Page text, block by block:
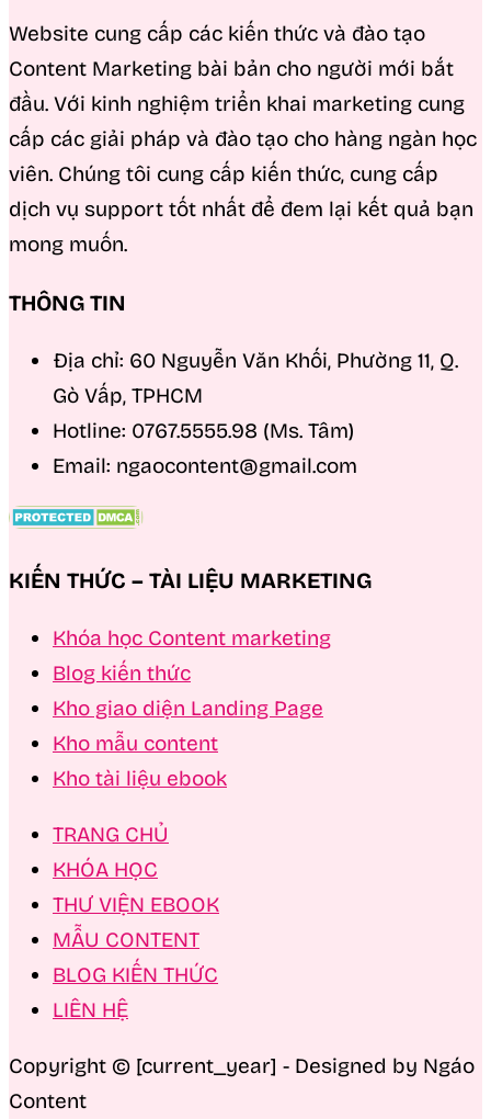
Website cung cấp các kiến thức và đào tạo
Content Marketing bài bản cho người mới bắt
đầu. Với kinh nghiệm triển khai marketing cung
cấp các giải pháp và đào tạo cho hàng ngàn học
viên. Chúng tôi cung cấp kiến thức, cung cấp
dịch vụ support tốt nhất để đem lại kết quả bạn
mong muốn.
THÔNG TIN
Địa chỉ: 60 Nguyễn Văn Khối, Phường 11, Q.
Gò Vấp, TPHCM
Hotline: 0767.5555.98 (Ms. Tâm)
Email: ngaocontent@gmail.com
KIẾN THỨC – TÀI LIỆU MARKETING
Khóa học Content marketing
Blog kiến thức
Kho giao diện Landing Page
Kho mẫu content
Kho tài liệu ebook
TRANG CHỦ
KHÓA HỌC
THƯ VIỆN EBOOK
MẪU CONTENT
BLOG KIẾN THỨC
LIÊN HỆ
Copyright © [current_year] - Designed by Ngáo
Content